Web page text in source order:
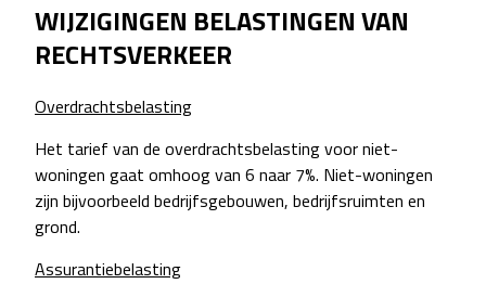
WIJZIGINGEN BELASTINGEN VAN
RECHTSVERKEER
Overdrachtsbelasting
Het tarief van de overdrachtsbelasting voor niet-
woningen gaat omhoog van 6 naar 7%. Niet-woningen
zijn bijvoorbeeld bedrijfsgebouwen, bedrijfsruimten en
grond.
Assurantiebelasting